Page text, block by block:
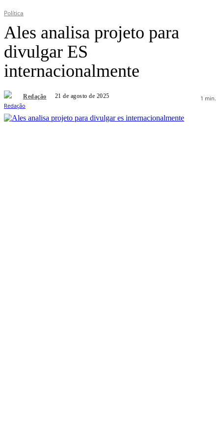
Política
Ales analisa projeto para
divulgar ES
internacionalmente
Redação 21 de agosto de 2025 1 min.